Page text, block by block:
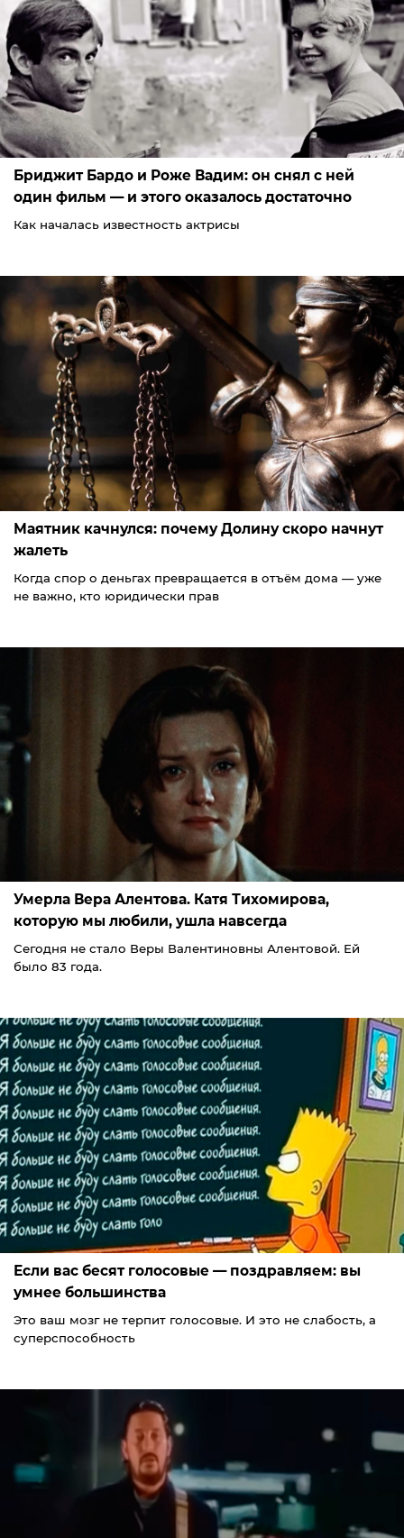
Бриджит Бардо и Роже Вадим: он снял с ней
один фильм — и этого оказалось достаточно
Как началась известность актрисы
Маятник качнулся: почему Долину скоро начнут
жалеть
Когда спор о деньгах превращается в отъём дома — уже
не важно, кто юридически прав
Умерла Вера Алентова. Катя Тихомирова,
которую мы любили, ушла навсегда
Сегодня не стало Веры Валентиновны Алентовой. Ей
было 83 года.
Если вас бесят голосовые — поздравляем: вы
умнее большинства
Это ваш мозг не терпит голосовые. И это не слабость, а
суперспособность